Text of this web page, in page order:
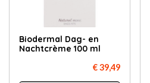
Biodermal Dag- en
Nachtcrème 100 ml
€ 39,49